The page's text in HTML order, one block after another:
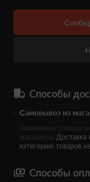
Способы
Самовывоз из
Заказанные товары
магазинов. Доставка
категорию товаров
Способы